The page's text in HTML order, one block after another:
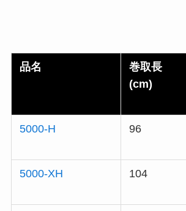
品名
巻取長
(cm)
5000-H 96
5000-XH 104